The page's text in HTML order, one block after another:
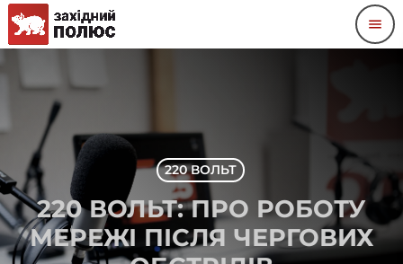
menu
220 ВОЛЬТ
220 ВОЛЬТ: ПРО РОБОТУ
МЕРЕЖІ ПІСЛЯ ЧЕРГОВИХ